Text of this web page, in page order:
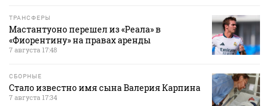
ТРАНСФЕРЫ
Мастантуоно перешел из «Реала» в
«Фиорентину» на правах аренды
7 августа 17:48
СБОРНЫЕ
Стало известно имя сына Валерия Карпина
7 августа 17:34